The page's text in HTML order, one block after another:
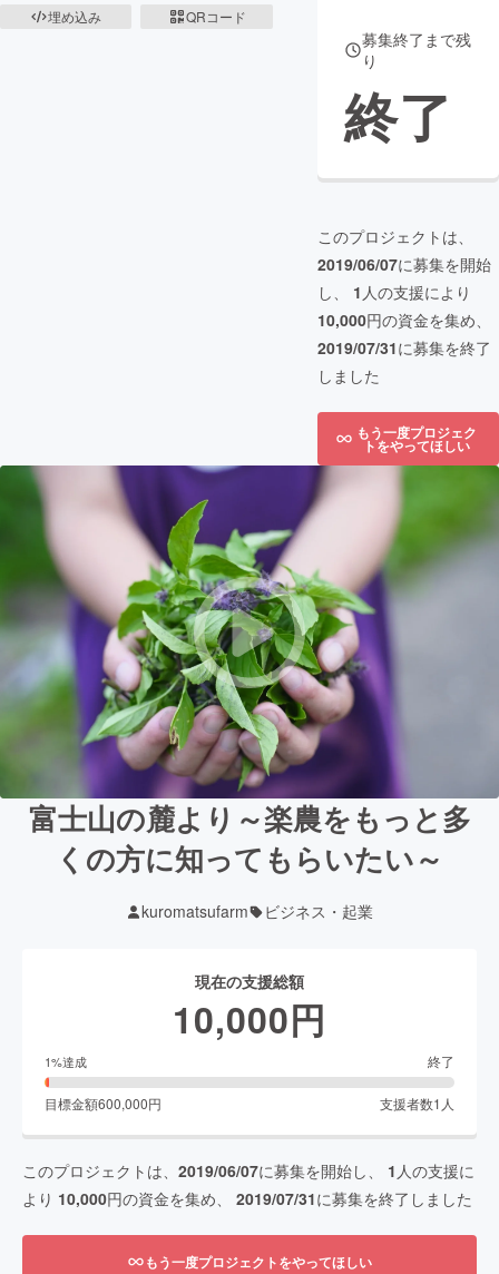
埋め込み
QRコード
募集終了まで残
り
終了
このプロジェクトは、
2019/06/07に募集を開始
し、 1 人の支援により
10,000円の資金を集め、
2019/07/31に募集を終了
しました
もう一度プロジェク
トをやってほしい
富士山の麓より～楽農をもっと多
くの方に知ってもらいたい～
kuromatsufarm ビジネス・起業
現在の支援総額
10,000円
1%達成 終了
目標金額600,000円 支援者数1 人
このプロジェクトは、 2019/06/07に募集を開始し、 1 人の支援に
より 10,000円の資金を集め、 2019/07/31に募集を終了しました
もう一度プロジェクトをやってほしい